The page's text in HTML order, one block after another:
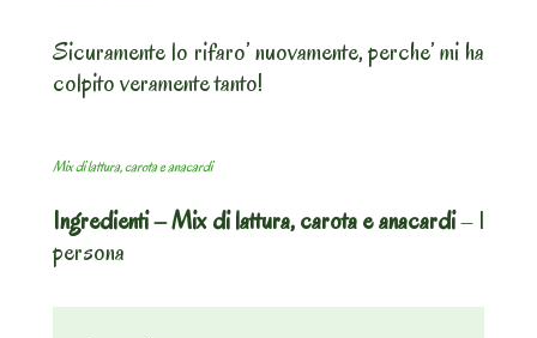
Sicuramente lo rifaro’ nuovamente, perche’ mi ha
colpito veramente tanto!
Mix di lattura, carota e anacardi
Ingredienti – Mix di lattura, carota e anacardi– 1
persona